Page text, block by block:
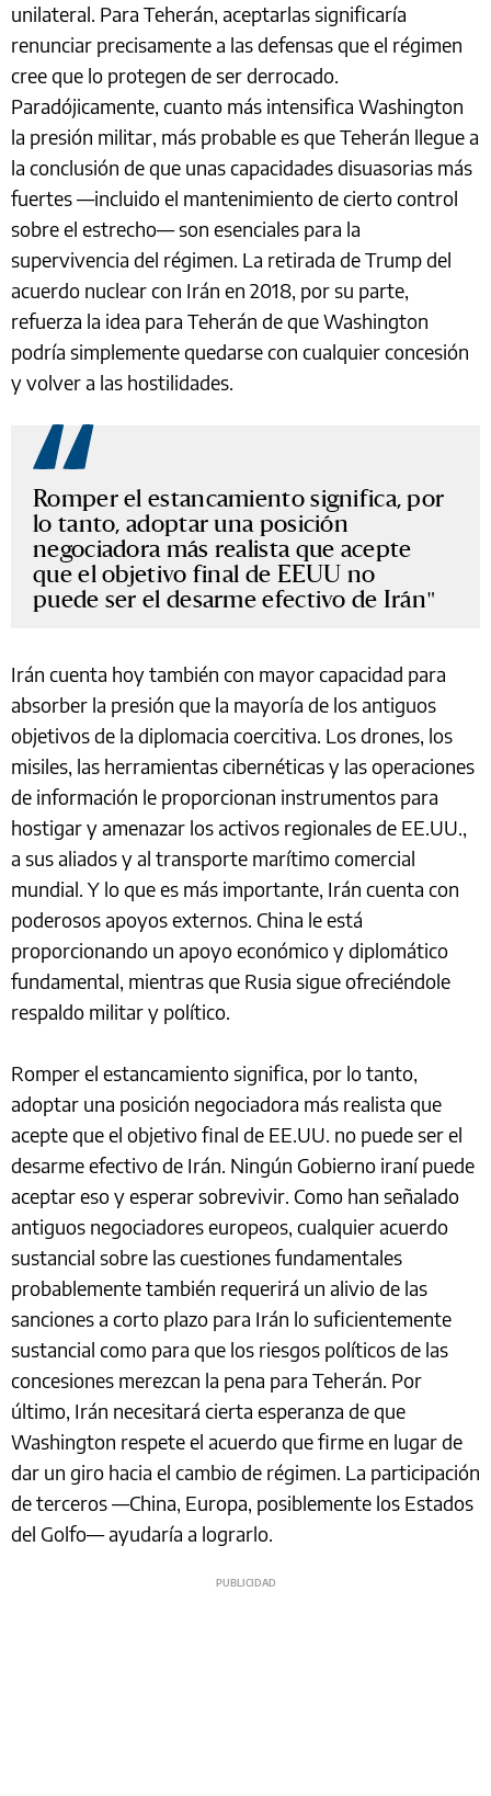
unilateral. Para Teherán, aceptarlas significaría
renunciar precisamente a las defensas que el régimen
cree que lo protegen de ser derrocado.
Paradójicamente, cuanto más intensifica Washington
la presión militar, más probable es que Teherán llegue a
la conclusión de que unas capacidades disuasorias más
fuertes —incluido el mantenimiento de cierto control
sobre el estrecho— son esenciales para la
supervivencia del régimen. La retirada de Trump del
acuerdo nuclear con Irán en 2018, por su parte,
refuerza la idea para Teherán de que Washington
podría simplemente quedarse con cualquier concesión
y volver a las hostilidades.
Romper el estancamiento significa, por
lo tanto, adoptar una posición
negociadora más realista que acepte
que el objetivo final de EEUU no
puede ser el desarme efectivo de Irán
Irán cuenta hoy también con mayor capacidad para
absorber la presión que la mayoría de los antiguos
objetivos de la diplomacia coercitiva. Los drones, los
misiles, las herramientas cibernéticas y las operaciones
de información le proporcionan instrumentos para
hostigar y amenazar los activos regionales de EE.UU.,
a sus aliados y al transporte marítimo comercial
mundial. Y lo que es más importante, Irán cuenta con
poderosos apoyos externos. China le está
proporcionando un apoyo económico y diplomático
fundamental, mientras que Rusia sigue ofreciéndole
respaldo militar y político.
Romper el estancamiento significa, por lo tanto,
adoptar una posición negociadora más realista que
acepte que el objetivo final de EE.UU. no puede ser el
desarme efectivo de Irán. Ningún Gobierno iraní puede
aceptar eso y esperar sobrevivir. Como han señalado
antiguos negociadores europeos, cualquier acuerdo
sustancial sobre las cuestiones fundamentales
probablemente también requerirá un alivio de las
sanciones a corto plazo para Irán lo suficientemente
sustancial como para que los riesgos políticos de las
concesiones merezcan la pena para Teherán. Por
último, Irán necesitará cierta esperanza de que
Washington respete el acuerdo que firme en lugar de
dar un giro hacia el cambio de régimen. La participación
de terceros —China, Europa, posiblemente los Estados
del Golfo— ayudaría a lograrlo.